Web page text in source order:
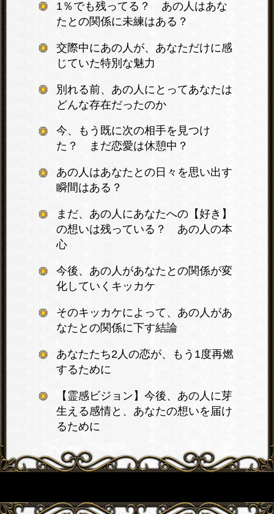
1％でも残ってる？ あの人はあな
たとの関係に未練はある？
交際中にあの人が、あなただけに感
じていた特別な魅力
別れる前、あの人にとってあなたは
どんな存在だったのか
今、もう既に次の相手を見つけ
た？ まだ恋愛は休憩中？
あの人はあなたとの日々を思い出す
瞬間はある？
まだ、あの人にあなたへの【好き】
の想いは残っている？ あの人の本
心
今後、あの人があなたとの関係が変
化していくキッカケ
そのキッカケによって、あの人があ
なたとの関係に下す結論
あなたたち2人の恋が、もう1度再燃
するために
【霊感ビジョン】今後、あの人に芽
生える感情と、あなたの想いを届け
るために